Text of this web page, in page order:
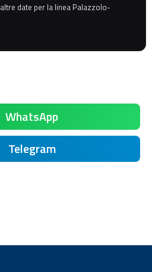
date per la linea Palazzolo-
WhatsApp
Telegram